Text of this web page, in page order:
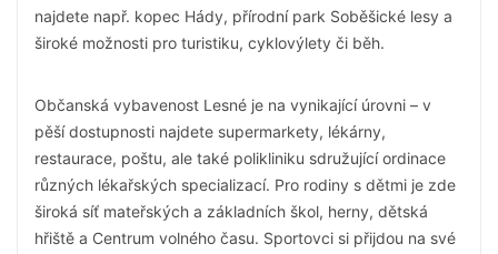
najdete např. kopec Hády, přírodní park Soběšické lesy a
široké možnosti pro turistiku, cyklovýlety či běh.
Občanská vybavenost Lesné je na vynikající úrovni – v
pěší dostupnosti najdete supermarkety, lékárny,
restaurace, poštu, ale také polikliniku sdružující ordinace
různých lékařských specializací. Pro rodiny s dětmi je zde
široká síť mateřských a základních škol, herny, dětská
hřiště a Centrum volného času. Sportovci si přijdou na své